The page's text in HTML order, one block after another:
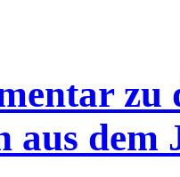
zu
aus dem